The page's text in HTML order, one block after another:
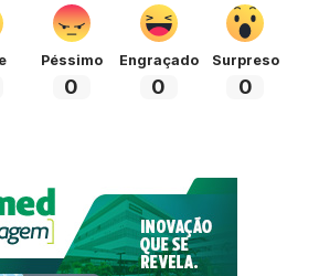
Péssimo
0
Engraçado
0
Surpreso
0